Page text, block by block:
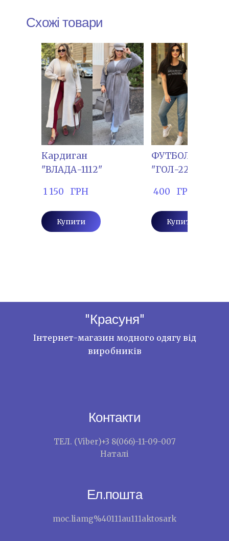
Схожі товари
Кардиган
"ВЛАДА-1112"
1 150   ГРН
Купити
ФУТБОЛКА
"ГОЛ-2225"
400   ГРН
Купити
"Красуня"
Інтернет-магазин модного одягу від
виробників
Контакти
ТЕЛ. (Viber)+3 8(066)-11-09-007
Наталі
Ел.пошта
moc.liamg%40111au111aktosark